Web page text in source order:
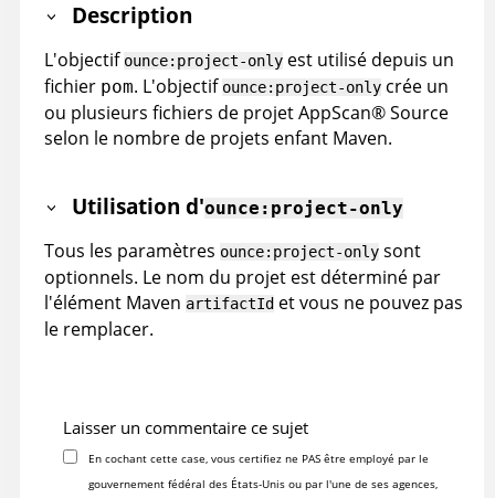
Description
L'objectif ounce:project-only est utilisé depuis un
fichier pom. L'objectif ounce:project-only crée un
ou plusieurs fichiers de projetAppScan®Source
selon le nombre de projets enfant Maven.
Utilisation d'ounce:project-only
Tous les paramètres ounce:project-only sont
optionnels. Le nom du projet est déterminé par
l'élément Maven artifactId et vous ne pouvez pas
le remplacer.
Laisser un commentaire ce sujet
En cochant cette case, vous certifiez ne PAS être employé par le
gouvernement fédéral des États-Unis ou par l'une de ses agences,